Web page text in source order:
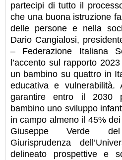
partecipi di tutto il
che una buona istruzione
delle persone e nella
Dario Cangialosi,
– Federazione Italiana
l’accento sul rapporto
un bambino su quattro in
educativa e vulnerabilità.
garantire entro il 2030
bambino uno sviluppo
in campo almeno il 45%
Giuseppe Verde
Giurisprudenza
delineato prospettive e